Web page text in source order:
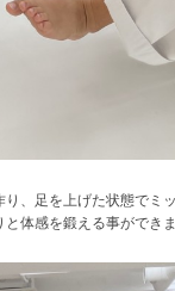
、足を上げた状態でミ
体感を鍛える事ができ